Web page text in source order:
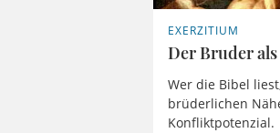
EXERZITIUM
Der Bruder
Wer die Bibel
brüderlichen
Konfliktpotenzial.